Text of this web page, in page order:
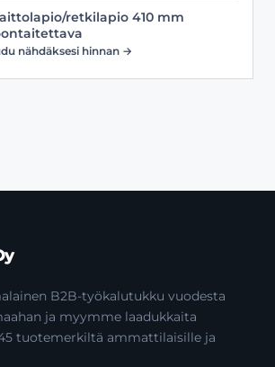
retkilapio 410 mm
nähdäksesi hinnan →
B2B-työkalutukku vuodesta
ja myymme laadukkaita
tuotemerkiltä ammattilaisille ja